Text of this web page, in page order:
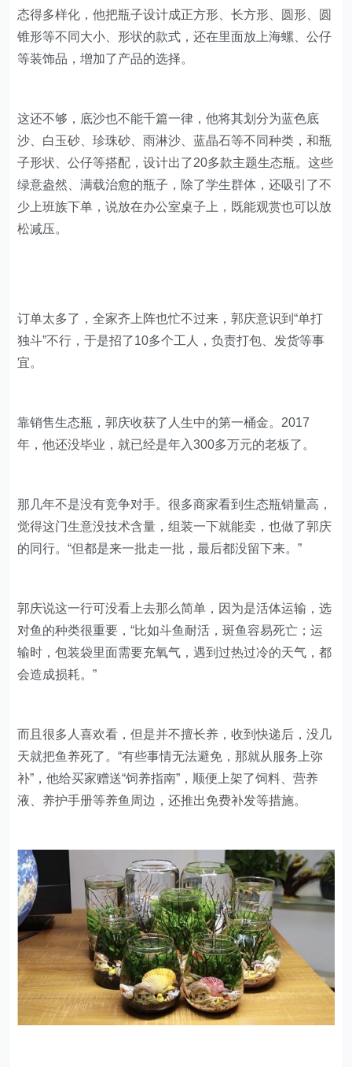
态得多样化，他把瓶子设计成正方形、长方形、圆形、圆
锥形等不同大小、形状的款式，还在里面放上海螺、公仔
等装饰品，增加了产品的选择。
这还不够，底沙也不能千篇一律，他将其划分为蓝色底
沙、白玉砂、珍珠砂、雨淋沙、蓝晶石等不同种类，和瓶
子形状、公仔等搭配，设计出了20多款主题生态瓶。这些
绿意盎然、满载治愈的瓶子，除了学生群体，还吸引了不
少上班族下单，说放在办公室桌子上，既能观赏也可以放
松减压。
订单太多了，全家齐上阵也忙不过来，郭庆意识到“单打
独斗”不行，于是招了10多个工人，负责打包、发货等事
宜。
靠销售生态瓶，郭庆收获了人生中的第一桶金。2017
年，他还没毕业，就已经是年入300多万元的老板了。
那几年不是没有竞争对手。很多商家看到生态瓶销量高，
觉得这门生意没技术含量，组装一下就能卖，也做了郭庆
的同行。“但都是来一批走一批，最后都没留下来。”
郭庆说这一行可没看上去那么简单，因为是活体运输，选
对鱼的种类很重要，“比如斗鱼耐活，斑鱼容易死亡；运
输时，包装袋里面需要充氧气，遇到过热过冷的天气，都
会造成损耗。”
而且很多人喜欢看，但是并不擅长养，收到快递后，没几
天就把鱼养死了。“有些事情无法避免，那就从服务上弥
补”，他给买家赠送“饲养指南”，顺便上架了饲料、营养
液、养护手册等养鱼周边，还推出免费补发等措施。